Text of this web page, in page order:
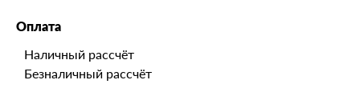
Оплата
Наличный рассчёт
Безналичный рассчёт